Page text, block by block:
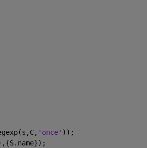
'once' ));